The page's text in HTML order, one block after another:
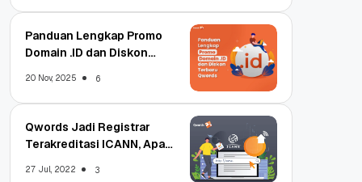
Panduan Lengkap Promo
Domain .ID dan Diskon
20 Nov, 2025 6
Qwords Jadi Registrar
Terakreditasi ICANN, Apa
27 Jul, 2022 3